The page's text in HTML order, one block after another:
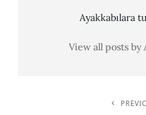
Ayakkabılara
View all posts by